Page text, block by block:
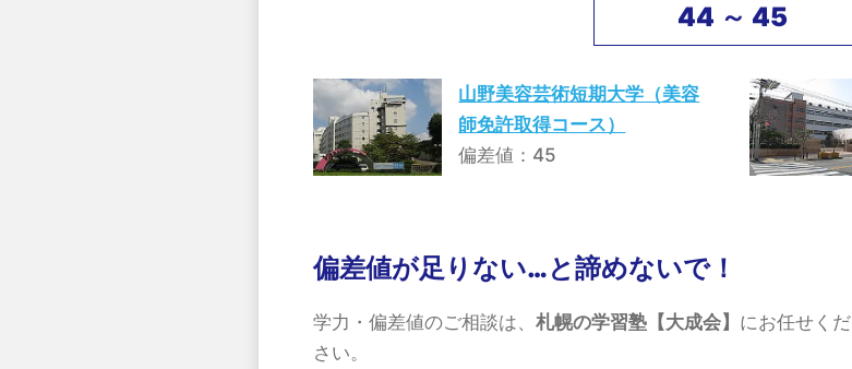
44 ～ 45
山野美容芸術短期大学（美容
師免許取得コース）
偏差値：45
偏差値が足りない…と諦めないで！
学力・偏差値のご相談は、 札幌の学習塾【大成会】 にお任せくだ
さい。